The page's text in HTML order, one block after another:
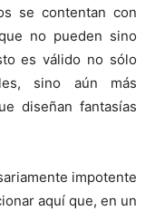
se contentan con
no pueden sino
es válido no sólo
sino aún más
diseñan fantasías
impotente
aquí que, en un